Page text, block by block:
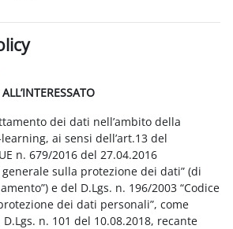
dei dati nell’ambito della
ai sensi dell’art.13 del
n. 679/2016 del 27.04.2016
generale sulla protezione dei dati” (di
e del D.Lgs. n. 196/2003 “Codice
dei dati personali”, come
n. 101 del 10.08.2018, recante